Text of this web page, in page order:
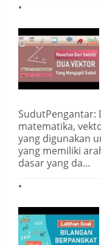
SudutPengantar:
matematika,
yang digunakan
yang memiliki
dasar yang da…